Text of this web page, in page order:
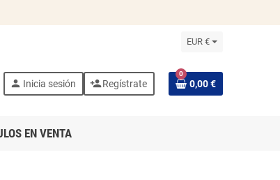
EUR €
person Inicia sesión person_addRegístrate
0
0,00 €
EN VENTA